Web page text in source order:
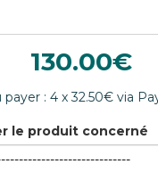
130.00
le produit concerné